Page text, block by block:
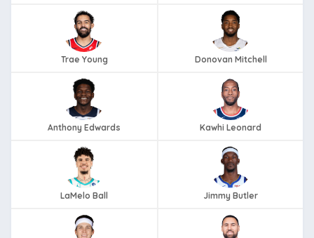
Trae Young Donovan Mitchell
Anthony Edwards Kawhi Leonard
LaMelo Ball Jimmy Butler